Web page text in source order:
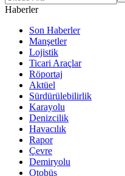
Haberler
Son Haberler
Manşetler
Lojistik
Ticari Araçlar
Röportaj
Aktüel
Sürdürülebilirlik
Karayolu
Denizcilik
Havacılık
Rapor
Çevre
Demiryolu
Otobüs